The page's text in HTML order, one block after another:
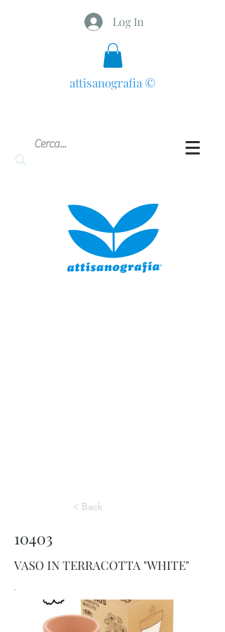
Log In
attisanografia ©
< Back
10403
VASO IN TERRACOTTA "WHITE"